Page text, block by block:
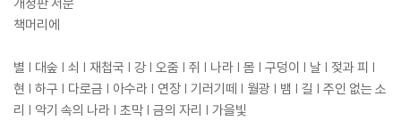
제도와 풍경, 국가와 개인, 언어와 자연의 대비 역시 다르지 않다. ‘즐거우
국 김훈이 가 닿으려는 ‘소리’가 아닐지.
책머리에
별 | 대숲 | 쇠 | 재첩국 | 강 | 오줌 | 쥐 | 나라 | 몸 | 구덩이 | 날 | 젖과 피 |
현 | 하구 | 다로금 | 아수라 | 연장 | 기러기떼 | 월광 | 뱀 | 길 | 주인 없는 소
리 | 악기 속의 나라 | 초막 | 금의 자리 | 가을빛